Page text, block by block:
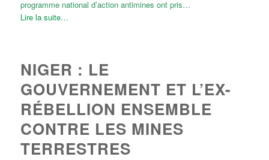
programme national d’action antimines ont pris…
Lire la suite…
NIGER : LE
GOUVERNEMENT ET L’EX-
RÉBELLION ENSEMBLE
CONTRE LES MINES
TERRESTRES